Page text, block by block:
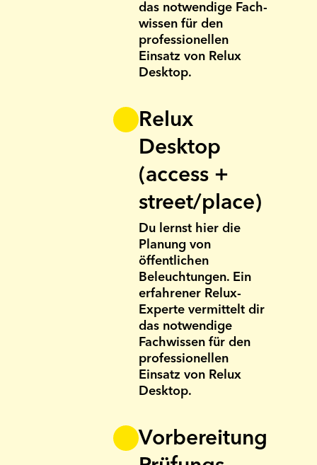
das not­wendige Fach­
wissen für den
profes­sionel­len
Einsatz von Relux
Desktop.
Relux
Desktop
(access +
street/place)
Du lernst hier die
Planung von
öffentlichen
Beleuchtungen. Ein
erfahrener Relux-
Experte vermittelt dir
das notwendige
Fachwissen für den
professionellen
Einsatz von Relux
Desktop.
Vorbereitung